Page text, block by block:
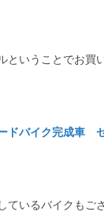
ということでお買
ドバイク完成車
ているバイクもご